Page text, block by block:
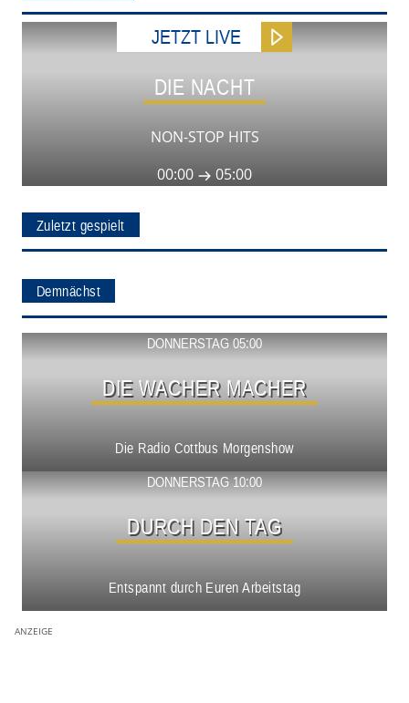
JETZT LIVE
DIE NACHT
NON-STOP HITS
00:00
05:00
Zuletzt gespielt
Demnächst
DONNERSTAG 05:00
DIE WACHER MACHER
Die Radio Cottbus Morgenshow
Show ansehen
DONNERSTAG 10:00
DURCH DEN TAG
Entspannt durch Euren Arbeitstag
Show ansehen